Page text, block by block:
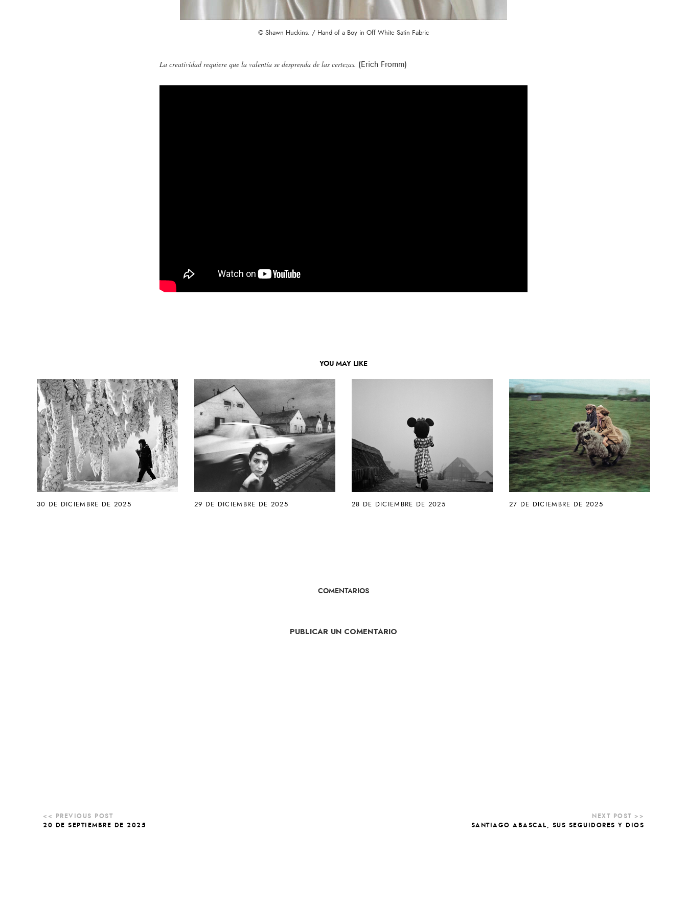
© Shawn Huckins. / Hand of a Boy in Off White Satin Fabric
La creatividad requiere que la valentía se desprenda de las certezas. (Erich Fromm)
YOU MAY LIKE
30 DE DICIEMBRE DE 2025 29 DE DICIEMBRE DE 2025 28 DE DICIEMBRE DE 2025 27 DE DICIEMBRE DE 2025
COMENTARIOS
PUBLICAR UN COMENTARIO
20 DE SEPTIEMBRE DE 2025 SANTIAGO ABASCAL, SUS SEGUIDORES Y DIOS